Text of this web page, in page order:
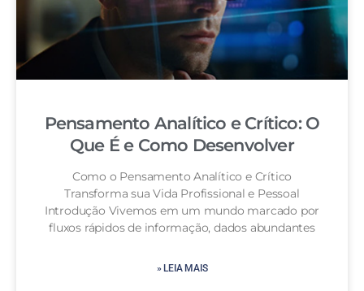
Pensamento Analítico e Crítico: O
Que É e Como Desenvolver
Como o Pensamento Analítico e Crítico
Transforma sua Vida Profissional e Pessoal
Introdução Vivemos em um mundo marcado por
fluxos rápidos de informação, dados abundantes
» LEIA MAIS